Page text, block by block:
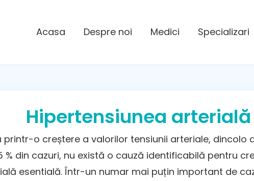
Acasa Despre noi Medici Specializari
Hipertensiunea arterială
o creștere a valorilor tensiunii arteriale, dincolo
% din cazuri, nu există o cauză identificabilă pentru
esentială. Într-un numar mai puțin important de